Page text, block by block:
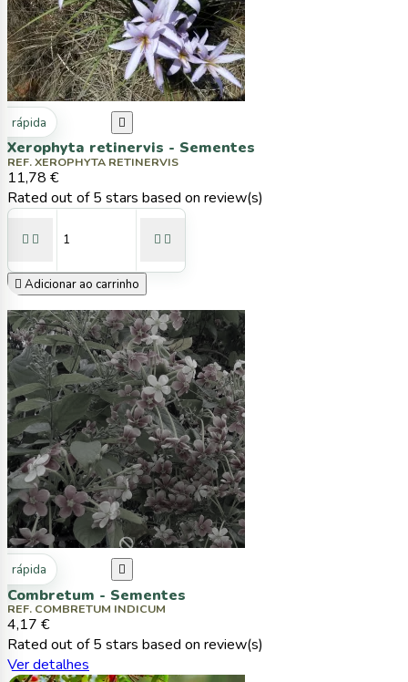
rápida 
Xerophyta retinervis - Sementes
REF. XEROPHYTA RETINERVIS
11,78 €
Rated out of 5 stars based on review(s)
   
 Adicionar ao carrinho
rápida 
Combretum - Sementes
REF. COMBRETUM INDICUM
4,17 €
Rated out of 5 stars based on review(s)
Ver detalhes